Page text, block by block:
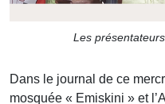
Les
Dans le journal de ce
mosquée « Emiskini » et